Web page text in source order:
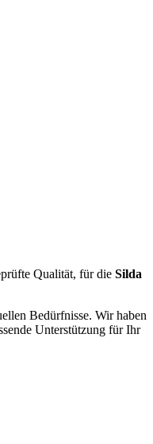
Qualität, für die Silda
Bedürfnisse. Wir haben
Unterstützung für Ihr